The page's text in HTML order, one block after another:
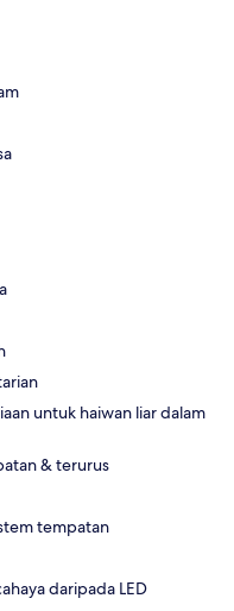
untuk haiwan liar dalam
& terurus
tempatan
daripada LED